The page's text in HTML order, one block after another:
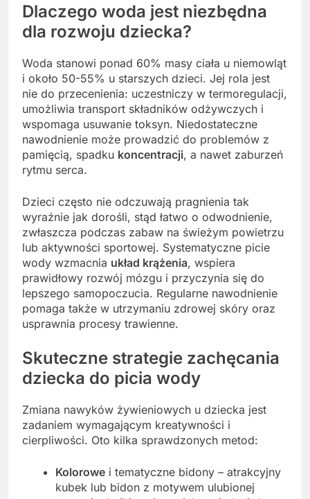
Dlaczego woda jest niezbędna
dla rozwoju dziecka?
Woda stanowi ponad 60% masy ciała u niemowląt
i około 50-55% u starszych dzieci. Jej rola jest
nie do przecenienia: uczestniczy w termoregulacji,
umożliwia transport składników odżywczych i
wspomaga usuwanie toksyn. Niedostateczne
nawodnienie może prowadzić do problemów z
pamięcią, spadku koncentracji, a nawet zaburzeń
rytmu serca.
Dzieci często nie odczuwają pragnienia tak
wyraźnie jak dorośli, stąd łatwo o odwodnienie,
zwłaszcza podczas zabaw na świeżym powietrzu
lub aktywności sportowej. Systematyczne picie
wody wzmacnia układ krążenia, wspiera
prawidłowy rozwój mózgu i przyczynia się do
lepszego samopoczucia. Regularne nawodnienie
pomaga także w utrzymaniu zdrowej skóry oraz
usprawnia procesy trawienne.
Skuteczne strategie zachęcania
dziecka do picia wody
Zmiana nawyków żywieniowych u dziecka jest
zadaniem wymagającym kreatywności i
cierpliwości. Oto kilka sprawdzonych metod:
Kolorowe i tematyczne bidony – atrakcyjny
kubek lub bidon z motywem ulubionej